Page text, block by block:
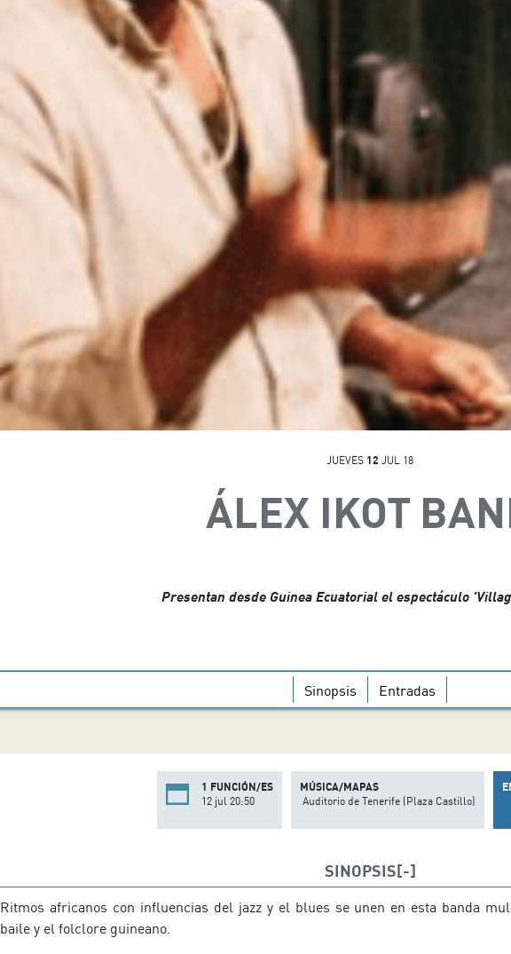
JUEVES 12 JUL 18
ÁLEX IKOT
Presentan desde Guinea Ecuatorial el espectáculo
Sinopsis Entradas
1 FUNCIÓN/ES
12 jul 20:50
MÚSICA/MAPAS
Auditorio de Tenerife (Plaza Castillo)
SINOPSIS
Ritmos africanos con influencias del jazz y el blues se unen en esta banda
baile y el folclore guineano.